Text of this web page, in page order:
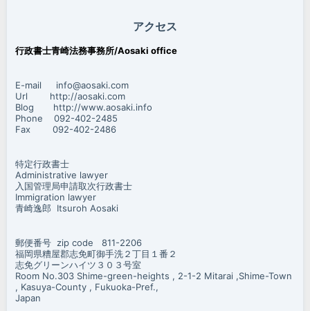
アクセス
行政書士青崎法務事務所/Aosaki office
E-mail info@aosaki.com
Url http://aosaki.com
Blog http://www.aosaki.info
Phone 092-402-2485
Fax 092-402-2486
特定行政書士
Administrative lawyer
入国管理局申請取次行政書士
Immigration lawyer
青崎逸郎 Itsuroh Aosaki
郵便番号 zip code 811-2206
福岡県糟屋郡志免町御手洗２丁目１番２
志免グリーンハイツ３０３号室
Room No.303 Shime-green-heights , 2-1-2 Mitarai ,Shime-Town
, Kasuya-County , Fukuoka-Pref.,
Japan